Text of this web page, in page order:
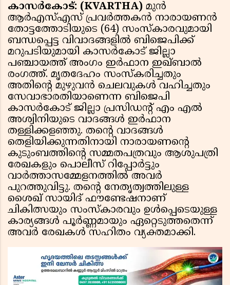
കാസർകോട്: (KVARTHA) മുൻ
ആർഎസ്എസ് പ്രവർത്തകൻ നാരായണൻ
തോട്ടത്തോടിയുടെ (64) സംസ്കാരവുമായി
ബന്ധപ്പെട്ട വിവാദങ്ങളിൽ ബിജെപിക്ക്
മറുപടിയുമായി കാസർകോട് ജില്ലാ
പഞ്ചായത്ത് അംഗം ഇർഫാന ഇഖ്ബാൽ
രംഗത്ത്. മൃതദേഹം സംസ്കരിച്ചതും
അതിൻ്റെ മുഴുവൻ ചെലവുകൾ വഹിച്ചതും
സേവാഭാരതിയാണെന്ന ബിജെപി
കാസർകോട് ജില്ലാ പ്രസിഡൻ്റ് എം എൽ
അശ്വിനിയുടെ വാദങ്ങൾ ഇർഫാന
തള്ളിക്കളഞ്ഞു. തൻ്റെ വാദങ്ങൾ
തെളിയിക്കുന്നതിനായി നാരായണൻ്റെ
കുടുംബത്തിൻ്റെ സമ്മതപത്രവും ആശുപത്രി
രേഖകളും പൊലീസ് റിപ്പോർട്ടും
വാർത്താസമ്മേളനത്തിൽ അവർ
പുറത്തുവിട്ടു. തൻ്റെ നേതൃത്വത്തിലുള്ള
ശൈഖ് സായിദ് ഫൗണ്ടേഷനാണ്
ചികിത്സയും സംസ്കാരവും ഉൾപ്പെടെയുള്ള
കാര്യങ്ങൾ പൂർണ്ണമായും ഏറ്റെടുത്തതെന്ന്
അവർ രേഖകൾ സഹിതം വ്യക്തമാക്കി.